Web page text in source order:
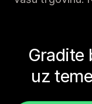
Gradite
uz